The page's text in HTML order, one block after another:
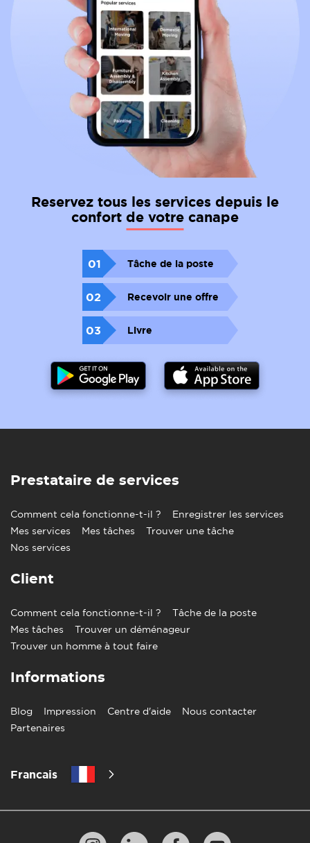
Reservez tous les services depuis le
confort de votre canape
01 Tâche de la poste
02 Recevoir une offre
03 Livre
Prestataire de services
Comment cela fonctionne-t-il ?
Enregistrer les services
Mes services
Mes tâches
Trouver une tâche
Nos services
Client
Comment cela fonctionne-t-il ?
Tâche de la poste
Mes tâches
Trouver un déménageur
Trouver un homme à tout faire
Informations
Blog Impression Centre d'aide
Nous contacter
Partenaires
Francais